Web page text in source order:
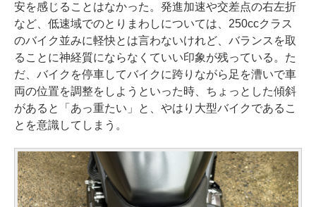
安を感じることはなかった。発進加速や交差点の右左折
など、低速域でのとりまわしについては、250ccクラス
のバイク並みに軽快とは言わないけれど、バランスを取
ることに神経質にならなくていい印象が残っている。た
だ、バイクを停車してバイクに跨りながら足を漕いで車
両の位置を調整をしようといった時、ちょっとした傾斜
があると「あっ重たい」と、やはり大型バイクであるこ
とを意識してしまう。